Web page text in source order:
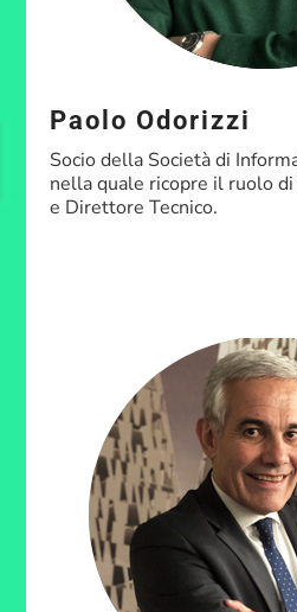
Paolo Odorizzi
Socio della Società di
nella quale ricopre il ruolo
e Direttore Tecnico.